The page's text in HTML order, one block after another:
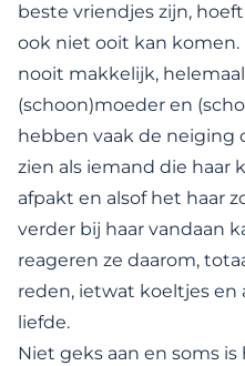
beste vriendjes zijn,
ook niet ooit kan
nooit makkelijk,
(schoon)moeder en
hebben vaak de neiging
zien als iemand die haar
afpakt en alsof het haar
verder bij haar vandaan
reageren ze daarom,
reden, ietwat koeltjes
liefde.
Niet geks aan en soms